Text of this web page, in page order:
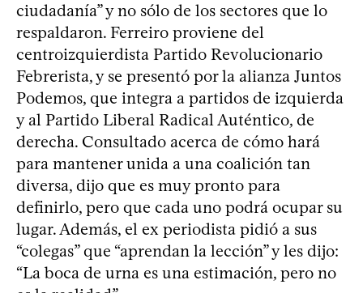
ciudadanía” y no sólo de los sectores que lo
respaldaron. Ferreiro proviene del
centroizquierdista Partido Revolucionario
Febrerista, y se presentó por la alianza Juntos
Podemos, que integra a partidos de izquierda
y al Partido Liberal Radical Auténtico, de
derecha. Consultado acerca de cómo hará
para mantener unida a una coalición tan
diversa, dijo que es muy pronto para
definirlo, pero que cada uno podrá ocupar su
lugar. Además, el ex periodista pidió a sus
“colegas” que “aprendan la lección” y les dijo:
“La boca de urna es una estimación, pero no